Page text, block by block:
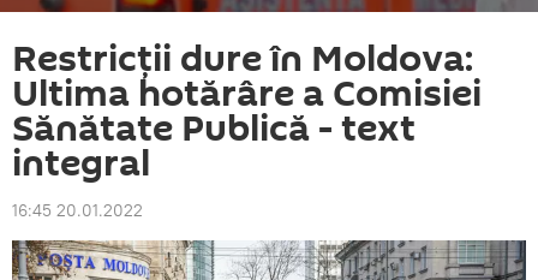
Restricții dure în Moldova:
Ultima hotărâre a Comisiei
Sănătate Publică - text
integral
16:45 20.01.2022